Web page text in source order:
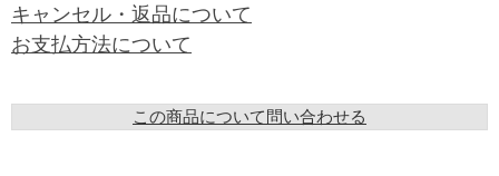
キャンセル・返品について
お支払方法について
この商品について問い合わせる